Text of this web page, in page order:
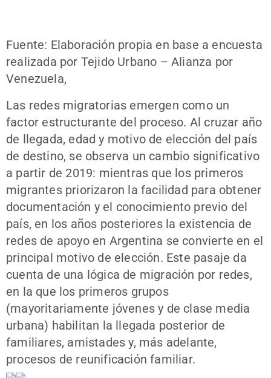
Fuente: Elaboración propia en base a encuesta
realizada por Tejido Urbano – Alianza por
Venezuela,
Las redes migratorias emergen como un
factor estructurante del proceso. Al cruzar año
de llegada, edad y motivo de elección del país
de destino, se observa un cambio significativo
a partir de 2019: mientras que los primeros
migrantes priorizaron la facilidad para obtener
documentación y el conocimiento previo del
país, en los años posteriores la existencia de
redes de apoyo en Argentina se convierte en el
principal motivo de elección. Este pasaje da
cuenta de una lógica de migración por redes,
en la que los primeros grupos
(mayoritariamente jóvenes y de clase media
urbana) habilitan la llegada posterior de
familiares, amistades y, más adelante,
procesos de reunificación familiar.